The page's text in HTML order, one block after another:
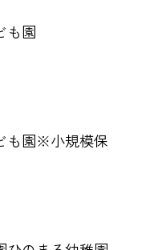
も園
も園※小規模保